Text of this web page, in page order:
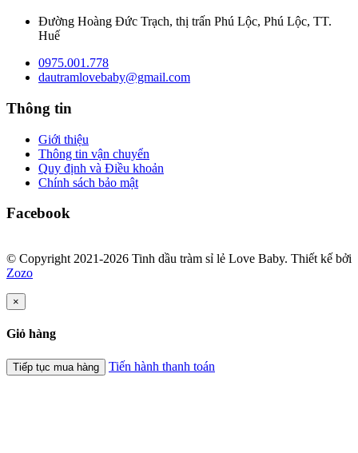
Đường Hoàng Đức Trạch, thị trấn Phú Lộc, Phú Lộc, TT.
Huế
0975.001.778
dautramlovebaby@gmail.com
Thông tin
Giới thiệu
Thông tin vận chuyển
Quy định và Điều khoản
Chính sách bảo mật
Facebook
© Copyright 2021-2026 Tinh dầu tràm sỉ lẻ Love Baby. Thiết kế bởi
Zozo
×
Giỏ hàng
Tiếp tục mua hàng Tiến hành thanh toán